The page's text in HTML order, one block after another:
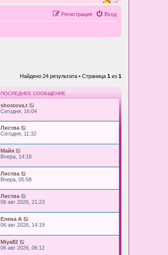
Вход
Регистрация
Найдено 24 результата • Страница 1 из 1
ПОСЛЕДНЕЕ СООБЩЕНИЕ
shostova.t
Сегодня, 16:04
Листва
Сегодня, 11:32
Майя
Вчера, 14:18
Листва
Вчера, 05:58
Листва
06 авг 2026, 21:23
Елена А
06 авг 2026, 14:19
Miya82
06 авг 2026, 06:12